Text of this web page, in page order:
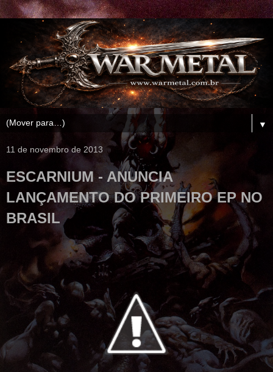
▼
11 de novembro de 2013
ESCARNIUM - ANUNCIA
LANÇAMENTO DO PRIMEIRO EP NO
BRASIL